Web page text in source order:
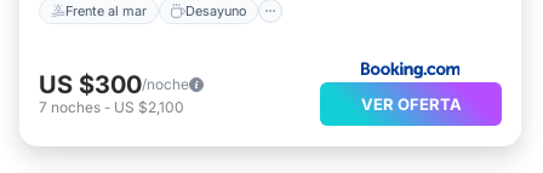
Frente al mar Desayuno
US $300/noche
7 noches - US $2,100 VER OFERTA